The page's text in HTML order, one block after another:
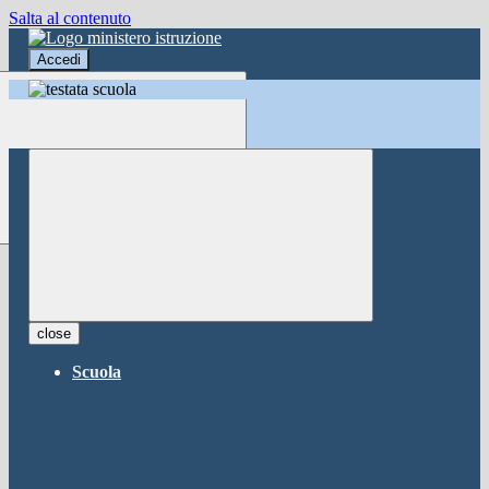
Salta al contenuto
Accedi
Accedi
button close ×
close
Scuola